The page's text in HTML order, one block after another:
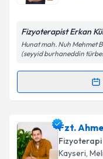
Kişisel
'ni
kapsamda
Fizyoterapist Erkan
Hunat mah. Nuh Mehmet
(seyyid burhaneddin
Randevu
Fzt. Erkan
oluşturun. Size
takvim
Fzt.
Fizyoterapi
Kayseri,